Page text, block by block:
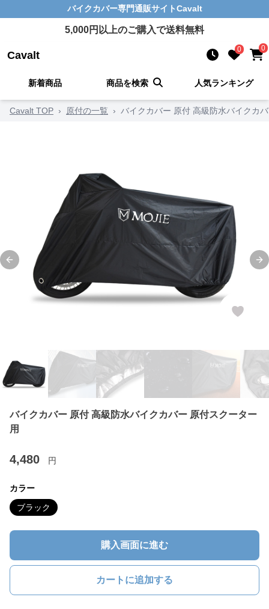
バイクカバー専門通販サイトCavalt
5,000円以上のご購入で送料無料
Cavalt 0 0
新着商品 商品を検索 人気ランキング
Cavalt TOP › 原付の一覧 › バイクカバー 原付 高級防水バイクカ
Previous slide
バイクカバー 原付 高級防水バイクカバー 原付スクーター
用
4,480 円
カラー
ブラック
購入画面に進む
カートに追加する